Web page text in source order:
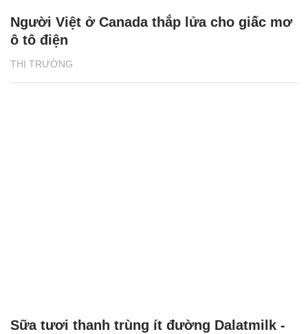
THỊ TRƯỜNG
Người Việt ở Canada thắp lửa cho giấc mơ
ô tô điện
Sữa tươi thanh trùng ít đường Dalatmilk -